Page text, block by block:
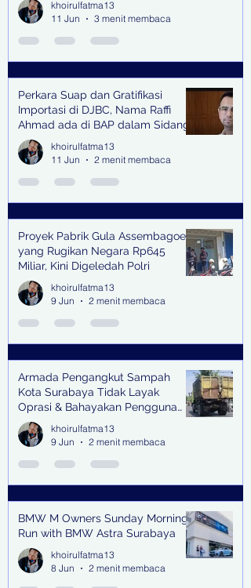
khoirulfatma13
11 Jun
3 menit membaca
Perkara Suap dan Gratifikasi
Importasi di DJBC, Nama Raffi
Ahmad ada di BAP dalam Sidang
khoirulfatma13
11 Jun
2 menit membaca
Proyek Pabrik Gula Assembagoes
yang Rugikan Negara Rp645
Miliar, Kini Digeledah Polri
khoirulfatma13
9 Jun
2 menit membaca
Armada Pengangkut Sampah
Kota Surabaya Tidak Layak
Oprasi & Bahayakan Pengguna
Jalan
khoirulfatma13
9 Jun
2 menit membaca
BMW M Owners Sunday Morning
Run with BMW Astra Surabaya
khoirulfatma13
8 Jun
2 menit membaca